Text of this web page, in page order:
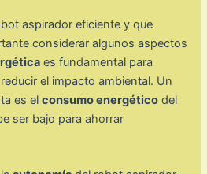
aspirador eficiente y que
considerar algunos aspectos
es fundamental para
el impacto ambiental. Un
es elconsumo energético del
ser bajo para ahorrar